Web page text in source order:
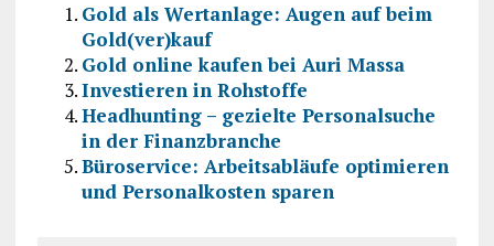
Gold als Wertanlage: Augen auf beim
Gold(ver)kauf
Gold online kaufen bei Auri Massa
Investieren in Rohstoffe
Headhunting – gezielte Personalsuche
in der Finanzbranche
Büroservice: Arbeitsabläufe optimieren
und Personalkosten sparen